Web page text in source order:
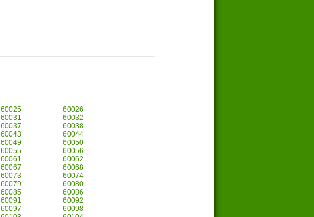
60025
60026
60031
60032
60037
60038
60043
60044
60049
60050
60055
60056
60061
60062
60067
60068
60073
60074
60079
60080
60085
60086
60091
60092
60097
60098